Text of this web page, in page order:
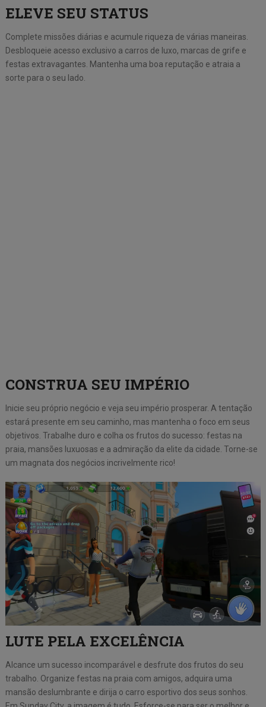
ELEVE SEU STATUS
Complete missões diárias e acumule riqueza de várias maneiras.
Desbloqueie acesso exclusivo a carros de luxo, marcas de grife e
festas extravagantes. Mantenha uma boa reputação e atraia a
sorte para o seu lado.
CONSTRUA SEU IMPÉRIO
Inicie seu próprio negócio e veja seu império prosperar. A tentação
estará presente em seu caminho, mas mantenha o foco em seus
objetivos. Trabalhe duro e colha os frutos do sucesso: festas na
praia, mansões luxuosas e a admiração da elite da cidade. Torne-se
um magnata dos negócios incrivelmente rico!
LUTE PELA EXCELÊNCIA
Alcance um sucesso incomparável e desfrute dos frutos do seu
trabalho. Organize festas na praia com amigos, adquira uma
mansão deslumbrante e dirija o carro esportivo dos seus sonhos.